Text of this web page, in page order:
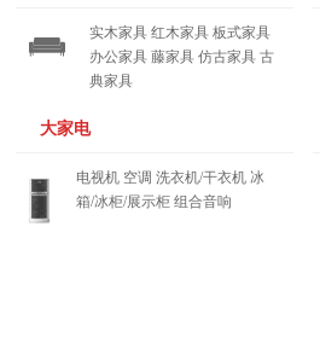
您的位置：------------
实木家具 红木家具 板式家具
办公家具 藤家具 仿古家具 古
典家具
推广之道：400-667-5551
您的位置：------------
大家电
电视机 空调 洗衣机/干衣机 冰
箱/冰柜/展示柜 组合音响